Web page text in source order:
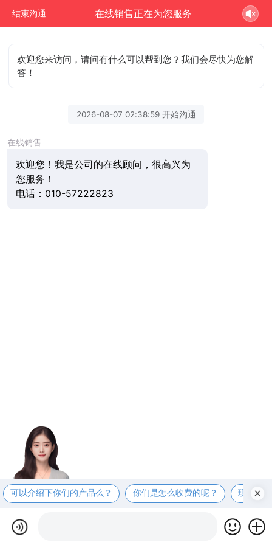
结束沟通 在线销售正在为您服务
欢迎您来访问，请问有什么可以帮到您？我们会尽快为您解
答！
2026-08-07 02:38:59 开始沟通
在线销售
欢迎您！我是公司的在线顾问，很高兴为
您服务！
电话：010-57222823
可以介绍下你们的产品么？ 你们是怎么收费的呢？ 现在有